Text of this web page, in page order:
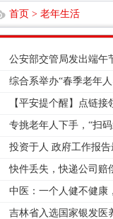
首页 > 老年生活
公安部交管局发出端午
综合系举办“春季老年
【平安提个醒】点链
专挑老年人下手，“扫
投资于人 政府工作报
快件丢失，快递公司赔
中医：一个人健不健康
吉林省入选国家银发医